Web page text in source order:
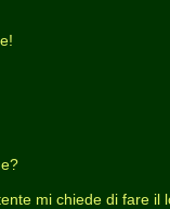
mi chiede di fare il